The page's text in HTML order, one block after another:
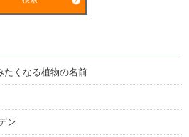
たくなる植物の名前
ン